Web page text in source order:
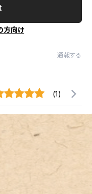
方向け
通報する
(1)